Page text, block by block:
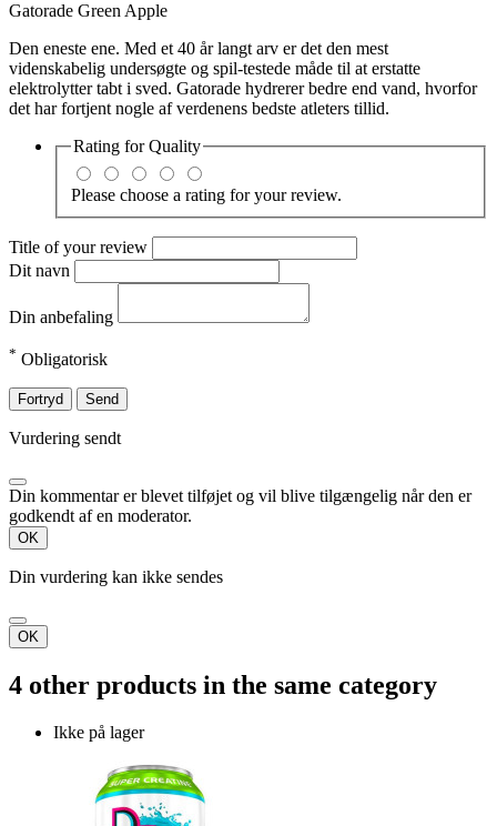
Gatorade Green Apple
Den eneste ene. Med et 40 år langt arv er det den mest
videnskabelig undersøgte og spil-testede måde til at erstatte
elektrolytter tabt i sved. Gatorade hydrerer bedre end vand, hvorfor
det har fortjent nogle af verdenens bedste atleters tillid.
Rating forQuality
Please choose a rating for your review.
Title of your review
Dit navn
Din anbefaling
* Obligatorisk
Fortryd Send
Vurdering sendt
Din kommentar er blevet tilføjet og vil blive tilgængelig når den er
godkendt af en moderator.
OK
Din vurdering kan ikke sendes
OK
4 other products in the same category
Ikke på lager